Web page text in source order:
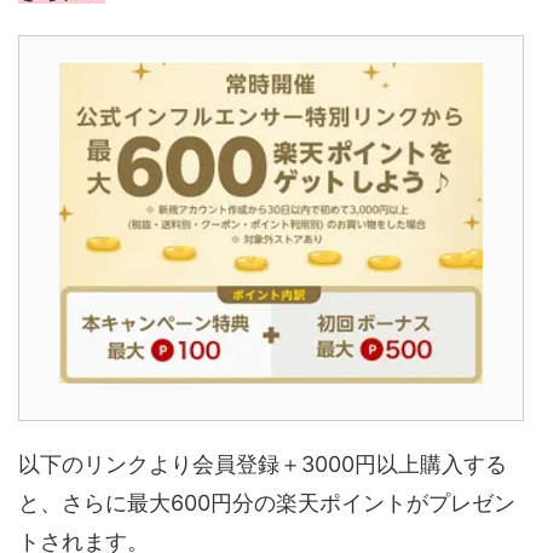
以下のリンクより会員登録＋3000円以上購入する
と、さらに最大600円分の楽天ポイントがプレゼン
トされます。